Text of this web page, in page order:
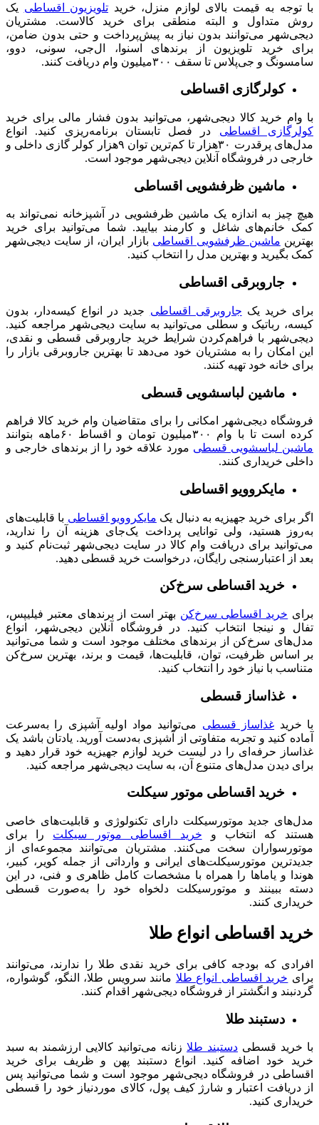
با توجه به قیمت بالای لوازم منزل، خرید تلویزیون اقساطی یک
روش متداول و البته منطقی برای خرید کالاست. مشتریان
دیجی‌شهر می‌توانند بدون نیاز به پیش‌پرداخت و حتی بدون ضامن،
برای خرید تلویزیون از برندهای اسنوا، ال‌جی، سونی، دوو،
سامسونگ و جی‌پلاس تا سقف ۳۰۰میلیون وام دریافت کنند.
کولرگازی اقساطی
با وام خرید کالا دیجی‌شهر، می‌توانید بدون فشار مالی برای خرید
کولرگازی اقساطی
در فصل تابستان برنامه‌ریزی کنید. انواع
مدل‌های پرقدرت ۳۰هزار تا کم‌ترین توان ۹هزار کولر گازی داخلی و
خارجی در فروشگاه آنلاین دیجی‌شهر موجود است.
ماشین ظرفشویی اقساطی
هیچ چیز به اندازه یک ماشین ظرفشویی در آشپزخانه نمی‌تواند به
کمک خانم‌های شاغل و کارمند بیایید. شما می‌توانید برای خرید
بهترین ماشین ظرفشویی اقساطی بازار ایران، از سایت دیجی‌شهر
کمک بگیرید و بهترین مدل را انتخاب کنید.
جاروبرقی اقساطی
برای خرید یک جاروبرقی‌ اقساطی جدید در انواع کیسه‌دار، بدون
کیسه، رباتیک و سطلی می‌توانید به سایت دیجی‌شهر مراجعه کنید.
دیجی‌شهر با فراهم‌کردن شرایط خرید جاروبرقی قسطی و نقدی،
این امکان را به مشتریان خود می‌دهد تا بهترین جاروبرقی بازار را
برای خانه خود تهیه کنند.
ماشین لباسشویی قسطی
فروشگاه دیجی‌شهر امکانی را برای متقاضیان وام خرید کالا فراهم
کرده است تا با وام ۳۰۰میلیون تومان و اقساط ۶۰ماهه بتوانند
ماشین لباسشویی قسطی مورد علاقه خود را از برندهای خارجی و
داخلی خریداری کنند.
مایکروویو اقساطی
اگر برای خرید جهیزیه به دنبال یک مایکروویو اقساطی با قابلیت‌‌های
به‌روز هستید، ولی توانایی پرداخت یک‌جای هزینه آن را ندارید،
می‌توانید برای دریافت وام کالا در سایت دیجی‌شهر ثبت‌نام کنید و
بعد از اعتبارسنجی رایگان، درخواست خرید قسطی دهید.
خرید اقساطی سرخ‌کن
برای خرید اقساطی سرخ‌کن بهتر است از برندهای معتبر فیلیپس،
تفال و نینجا انتخاب کنید. در فروشگاه آنلاین دیجی‌شهر، انواع
مدل‌های سرخ‌کن از برندهای مختلف موجود است و شما می‌توانید
بر اساس ظرفیت، توان، قابلیت‌ها، قیمت و برند، بهترین سرخ‌کن
متناسب با نیاز خود را انتخاب کنید.
غذاساز قسطی
با خرید غذاساز قسطی می‌توانید مواد اولیه آشپزی را به‌سرعت
آماده کنید و تجربه متفاوتی از آشپزی به‌دست آورید. یادتان باشد یک
غذاساز حرفه‌ای را در لیست خرید لوازم جهیزیه خود قرار دهید و
برای دیدن مدل‌های متنوع آن، به سایت دیجی‌شهر مراجعه کنید.
خرید اقساطی موتور سیکلت
مدل‌های جدید موتورسیکلت دارای تکنولوژی و قابلیت‌های خاصی
هستند که انتخاب و
خرید اقساطی موتور سیکلت
را برای
موتورسواران سخت می‌کنند. مشتریان می‌توانند مجموعه‌ای از
جدیدترین موتورسیکلت‌های ایرانی و وارداتی از جمله کویر، کبیر،
هوندا و یاماها را همراه با مشخصات کامل ظاهری و فنی، در این
دسته ببینند و موتورسیکلت دلخواه خود را به‌صورت قسطی
خریداری کنند.
خرید اقساطی انواع طلا
افرادی که بودجه کافی برای خرید نقدی طلا را ندارند، می‌توانند
برای خرید اقساطی انواع طلا مانند سرویس طلا، النگو، گوشواره،
گردنبند و انگشتر از فروشگاه دیجی‌شهر اقدام کنند.
دستبند طلا
با خرید قسطی دستبند طلا زنانه می‌توانید کالایی ارزشمند به سبد
خرید خود اضافه کنید. انواع دستبند پهن و ظریف برای خرید
اقساطی در فروشگاه دیجی‌شهر موجود است و شما می‌توانید پس
از دریافت اعتبار و شارژ کیف پول، کالای موردنیاز خود را قسطی
خریداری کنید.